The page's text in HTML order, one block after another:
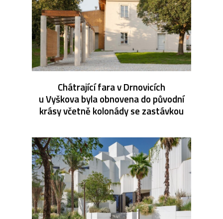
Chátrající fara v Drnovicích
u Vyškova byla obnovena do původní
krásy včetně kolonády se zastávkou